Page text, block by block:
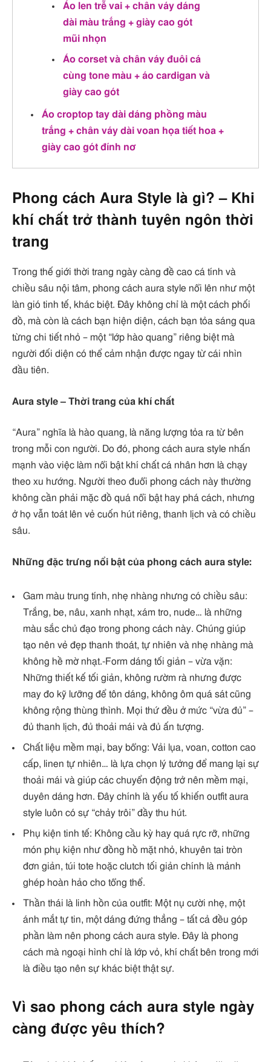
Áo len trễ vai + chân váy dáng
dài màu trắng + giày cao gót
mũi nhọn
Áo corset và chân váy đuôi cá
cùng tone màu + áo cardigan và
giày cao gót
Áo croptop tay dài dáng phồng màu
trắng + chân váy dài voan họa tiết hoa +
giày cao gót đính nơ
Phong cách Aura Style là gì? – Khi
khí chất trở thành tuyên ngôn thời
trang
Trong thế giới thời trang ngày càng đề cao cá tính và
chiều sâu nội tâm, phong cách aura style nổi lên như một
làn gió tinh tế, khác biệt. Đây không chỉ là một cách phối
đồ, mà còn là cách bạn hiện diện, cách bạn tỏa sáng qua
từng chi tiết nhỏ – một “lớp hào quang” riêng biệt mà
người đối diện có thể cảm nhận được ngay từ cái nhìn
đầu tiên.
Aura style – Thời trang của khí chất
“Aura” nghĩa là hào quang, là năng lượng tỏa ra từ bên
trong mỗi con người. Do đó, phong cách aura style nhấn
mạnh vào việc làm nổi bật khí chất cá nhân hơn là chạy
theo xu hướng. Người theo đuổi phong cách này thường
không cần phải mặc đồ quá nổi bật hay phá cách, nhưng
ở họ vẫn toát lên vẻ cuốn hút riêng, thanh lịch và có chiều
sâu.
Những đặc trưng nổi bật của phong cách aura style:
Gam màu trung tính, nhẹ nhàng nhưng có chiều sâu:
Trắng, be, nâu, xanh nhạt, xám tro, nude… là những
màu sắc chủ đạo trong phong cách này. Chúng giúp
tạo nên vẻ đẹp thanh thoát, tự nhiên và nhẹ nhàng mà
không hề mờ nhạt.-Form dáng tối giản – vừa vặn:
Những thiết kế tối giản, không rườm rà nhưng được
may đo kỹ lưỡng để tôn dáng, không ôm quá sát cũng
không rộng thùng thình. Mọi thứ đều ở mức “vừa đủ” –
đủ thanh lịch, đủ thoải mái và đủ ấn tượng.
Chất liệu mềm mại, bay bổng: Vải lụa, voan, cotton cao
cấp, linen tự nhiên… là lựa chọn lý tưởng để mang lại sự
thoải mái và giúp các chuyển động trở nên mềm mại,
duyên dáng hơn. Đây chính là yếu tố khiến outfit aura
style luôn có sự “chảy trôi” đầy thu hút.
Phụ kiện tinh tế: Không cầu kỳ hay quá rực rỡ, những
món phụ kiện như đồng hồ mặt nhỏ, khuyên tai tròn
đơn giản, túi tote hoặc clutch tối giản chính là mảnh
ghép hoàn hảo cho tổng thể.
Thần thái là linh hồn của outfit: Một nụ cười nhẹ, một
ánh mắt tự tin, một dáng đứng thẳng – tất cả đều góp
phần làm nên phong cách aura style. Đây là phong
cách mà ngoại hình chỉ là lớp vỏ, khí chất bên trong mới
là điều tạo nên sự khác biệt thật sự.
Vì sao phong cách aura style ngày
càng được yêu thích?